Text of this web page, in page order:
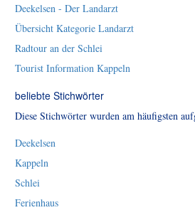
Deekelsen - Der Landarzt
Übersicht Kategorie Landarzt
Radtour an der Schlei
Tourist Information Kappeln
beliebte Stichwörter
Diese Stichwörter wurden am häufigsten
Deekelsen
Kappeln
Schlei
Ferienhaus